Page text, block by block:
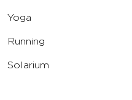
Yoga
Running
Solarium